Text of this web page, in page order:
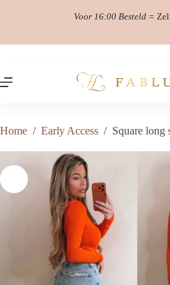
inhoud
Voor 16:00 Besteld =
Home / Early Access / Square long